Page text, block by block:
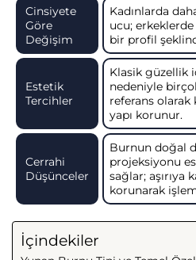
Cinsiyete
Göre
Değişim
Kadınlarda
ucu;
bir profil
Estetik
Tercihler
Klasik güzellik
nedeniyle
referans olarak
yapı korunur.
Cerrahi
Düşünceler
Burnun doğal
projeksiyonu
sağlar; aşırıya
korunarak
İçindekiler